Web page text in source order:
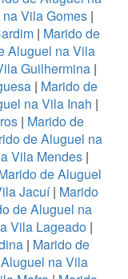
Vila Gomes|
| Marido de
Aluguel na Vila
Guilhermina|
| Marido de
na Vila Inah |
| Marido de
de Aluguel na
Vila Mendes |
de Aluguel
Jacuí| Marido
de Aluguel na
Vila Lageado|
| Marido de
na Vila